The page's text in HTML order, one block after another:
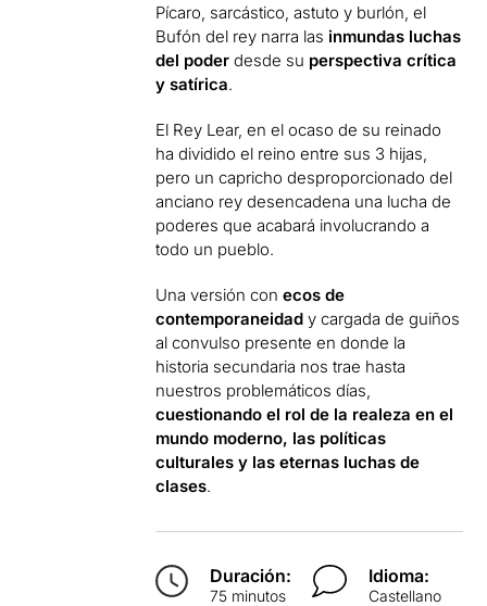
Pícaro, sarcástico, astuto y burlón, el
Bufón del rey narra las inmundas luchas
del poder desde su perspectiva crítica
y satírica.
El Rey Lear, en el ocaso de su reinado
ha dividido el reino entre sus 3 hijas,
pero un capricho desproporcionado del
anciano rey desencadena una lucha de
poderes que acabará involucrando a
todo un pueblo.
Una versión con ecos de
contemporaneidad y cargada de guiños
al convulso presente en donde la
historia secundaria nos trae hasta
nuestros problemáticos días,
cuestionando el rol de la realeza en el
mundo moderno, las políticas
culturales y las eternas luchas de
clases.
Duración:
75 minutos
Idioma:
Castellano